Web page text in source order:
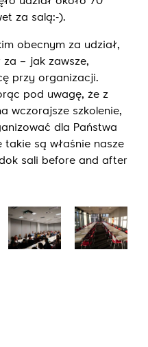
za salą:-).
obecnym za udział,
za – jak zawsze,
przy organizacji.
pod uwagę, że z
wczorajsze szkolenie,
dla Państwa
takie są właśnie nasze
sali before and after